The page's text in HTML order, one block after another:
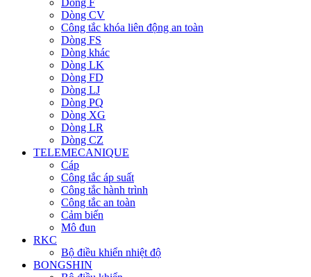
Dòng F
Dòng CV
Công tắc khóa liên động an toàn
Dòng FS
Dòng khác
Dòng LK
Dòng FD
Dòng LJ
Dòng PQ
Dòng XG
Dòng LR
Dòng CZ
TELEMECANIQUE
Cáp
Công tắc áp suất
Công tắc hành trình
Công tắc an toàn
Cảm biến
Mô đun
RKC
Bộ điều khiển nhiệt độ
BONGSHIN